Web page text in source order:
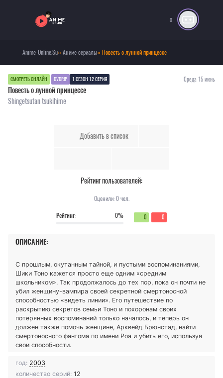
0
Anime-Online.Su»Аниме сериалы» Повесть о лунной принцессе
СМОТРЕТЬ ОНЛАЙН DVDRIP 1 СЕЗОН 12 СЕРИЯ Среда 15 июнь
Повесть о лунной принцессе
Shingetsutan tsukihime
Добавить в список
Рейтинг пользователей:
Оценили:0чел.
Рейтинг:
0% 0 0
ОПИСАНИЕ:
С прошлым, окутанным тайной, и пустыми воспоминаниями,
Шики Тоно кажется просто еще одним «средним
школьником». Так продолжалось до тех пор, пока он почти не
убил женщину-вампира своей секретной смертоносной
способностью «видеть линии». Его путешествие по
раскрытию секретов семьи Тоно и похоронам своих
потерянных воспоминаний только началось, и теперь он
должен также помочь женщине, Арквейд Брюнстад, найти
смертоносного фантома по имени Роа и убить его, используя
свои способности.
год: 2003
количество серий: 12